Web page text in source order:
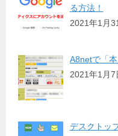
る方法！
2021年1月
A8netで「
2021年1月7
デスクトッ